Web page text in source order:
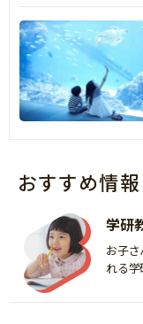
おすすめ情報
学研
お子
れる学